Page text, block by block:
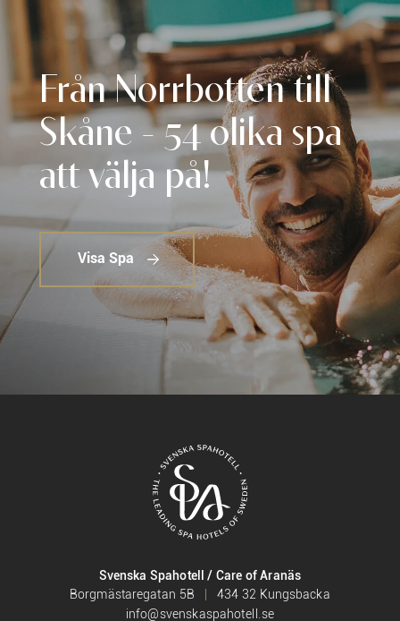
Från Norrbotten till
Skåne - 54 olika spa
att välja på!
Visa Spa
Svenska Spahotell / Care of Aranäs
Borgmästaregatan 5B
434 32 Kungsbacka
info@svenskaspahotell.se